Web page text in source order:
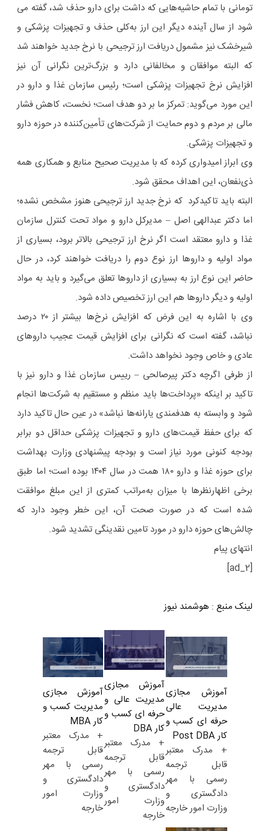
تومانی با تمام حاشیه‌هایی که داشت برای دارو حذف شد، گفته می
شود از سال آینده دیگر این ارز به‌کلی حذف و تجهیزات پزشکی و
شیرخشک نیز مشمول دریافت ارز ترجیحی با نرخ جدید خواهند شد
که البته موافقان و مخالفانی دارد و بزرگ‌ترین نگرانی آن نیز
افزایش نرخ تجهیزات پزشکی است؛ رئیس سازمان غذا و دارو در
این مورد می‌گوید: تمرکز ما بر دو هدف است؛ نخست، کاهش فشار
مالی بر مردم و دوم حمایت از شرکت‌های تأمین‌کننده در حوزه دارو
و تجهیزات پزشکی.
وی ابراز امیدواری کرده که با مدیریت صحیح منابع و همکاری همه
ذی‌نفعان، این اهداف محقق شود.
البته باید تاکیدکرد که نرخ جدید ارز ترجیحی هنوز مشخص نشده؛
اما دکتر عبدالهی اصل – مدیرکل دارو و مواد تحت کنترل سازمان
غذا و دارو معتقد است اگر نرخ ارز ترجیحی بالاتر برود، بسیاری از
مواد اولیه و داروها ارز نوع دوم را دریافت خواهند کرد، در حال
حاضر این نوع ارز به بسیاری از داروها تعلق می‌گیرد و باید به مواد
اولیه و دیگر داروها هم این ارز تخصیص داده شود.
وی با اشاره به این فرض که افزایش نرخ‌ها بیشتر از ۲۰ درصد
نباشد، گفته است که نگرانی برای افزایش قیمت عجیب داروهای
عادی و خاص وجود نخواهد داشت.
از طرفی اگرچه دکتر پیرصالحی – رییس سازمان غذا و دارو نیز با
تاکید بر اینکه «پرداخت‌ها باید منظم و مستقیم به شرکت‌ها انجام
شود و وابسته به هدفمندی یارانه‌ها نباشد» در عین حال تاکید دارد
که برای حفظ قیمت‌های دارو و تجهیزات پزشکی حداقل دو برابر
بودجه کنونی مورد نیاز است و بودجه پیشنهادی وزارت بهداشت
برای حوزه غذا و دارو ۱۸۰ همت در سال ۱۴۰۴ بوده است؛ اما طبق
برخی اظهارنظرها با میزان به‌مراتب کمتری از این مبلغ موافقت
شده است که در صورت صحت آن، این خطر وجود دارد که
چالش‌های حوزه دارو در مورد تامین نقدینگی تشدید شود.
انتهای پیام
[ad_2]
لینک منبع : هوشمند نیوز
آموزش مجازی
مدیریت عالی
حرفه ای کسب و
کار Post DBA
+ مدرک معتبر
قابل ترجمه
رسمی با مهر
دادگستری و
وزارت امور خارجه
آموزش مجازی
مدیریت عالی و
حرفه ای کسب و
کار DBA
+ مدرک معتبر
قابل ترجمه
رسمی با مهر
دادگستری و
وزارت امور
خارجه
آموزش مجازی
مدیریت کسب و
کار MBA
+ مدرک معتبر
قابل ترجمه
رسمی با مهر
دادگستری و
وزارت امور
خارجه